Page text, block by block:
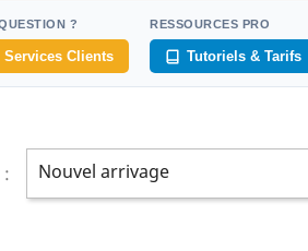
?
Services Clients
RESSOURCES PRO
Tutoriels & Tarifs
Nouvel arrivage